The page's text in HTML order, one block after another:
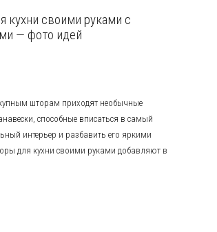
кухни своими руками с
— фото идей
шторам приходят необычные
способные вписаться в самый
интерьер и разбавить его яркими
для кухни своими руками добавляют в